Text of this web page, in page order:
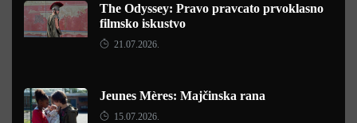
The Odyssey: Pravo pravcato prvoklasno
filmsko iskustvo
21.07.2026.
Jeunes Mères: Majčinska rana
15.07.2026.